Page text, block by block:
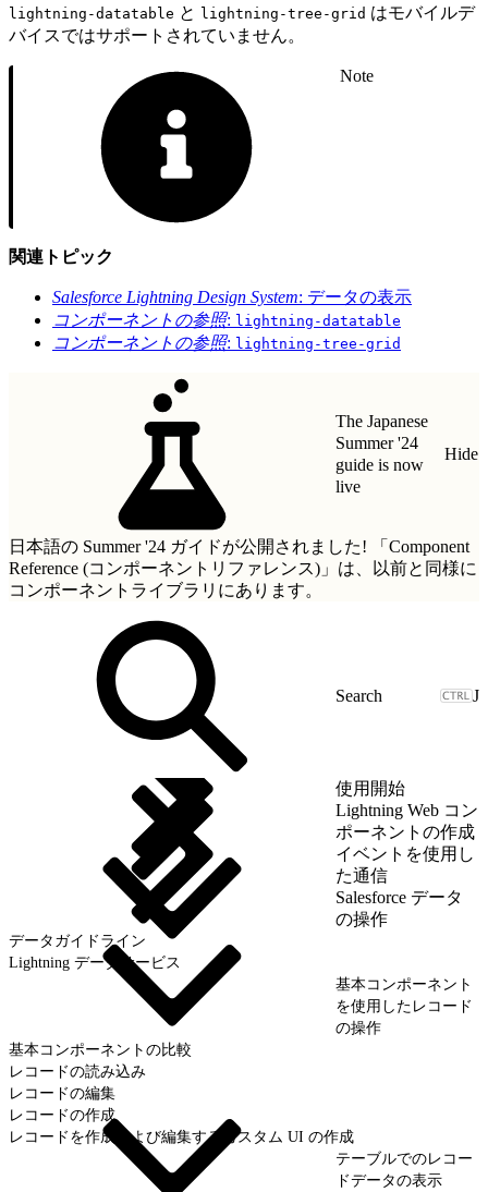
lightning-datatable と lightning-tree-grid はモバイルデ
バイスではサポートされていません。
Note
関連トピック
Salesforce Lightning Design System: データの表示
コンポーネントの参照: lightning-datatable
コンポーネントの参照: lightning-tree-grid
The Japanese
Summer '24
guide is now
live
Hide
日本語の Summer '24 ガイドが公開されました!
「Component
Reference (コンポーネントリファレンス)」 は、以前と同様に
コンポーネントライブラリにあります。
J
使用開始
Lightning Web コン
ポーネントの作成
イベントを使用し
た通信
Salesforce データ
の操作
データガイドライン
Lightning データサービス
基本コンポーネント
を使用したレコード
の操作
基本コンポーネントの比較
レコードの読み込み
レコードの編集
レコードの作成
レコードを作成および編集するカスタム UI の作成
テーブルでのレコー
ドデータの表示